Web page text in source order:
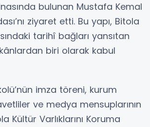
bulunan Mustafa Kemal
ziyaret etti. Bu yapı, Bitola
tarihî bağları yansıtan
biri olarak kabul
imza töreni, kurum
ve medya mensuplarının
Kültür Varlıklarını Koruma